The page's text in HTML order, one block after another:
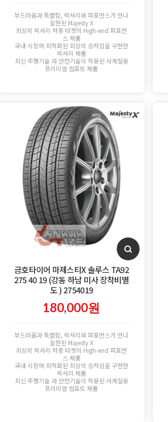
부드러움과 특별함, 럭셔리와 퍼포먼스가 만나
실현된 Majesty X
최상위 럭셔리 차종 타겟의 High-end 퍼포먼
스 제품
국내 시장에 최적화된 최상의 승차감을 구현한
럭셔리 제품
최신 주행기술 과 안전기술이 적용된 사계절용
프리미엄 컴포트 제품
금호타이어 마제스티X 솔루스 TA92
275 40 19 (강동 하남 미사 장착비별
도 ) 2754019
180,000원
부드러움과 특별함, 럭셔리와 퍼포먼스가 만나
실현된 Majesty X
최상위 럭셔리 차종 타겟의 High-end 퍼포먼
스 제품
국내 시장에 최적화된 최상의 승차감을 구현한
럭셔리 제품
최신 주행기술 과 안전기술이 적용된 사계절용
프리미엄 컴포트 제품